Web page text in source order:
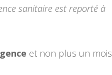
sanitaire est reporté à
et non plus un mois